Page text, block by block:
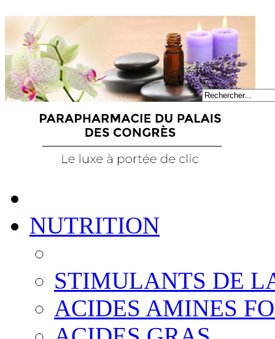
NUTRITION
STIMULANTS DE
ACIDES AMINES